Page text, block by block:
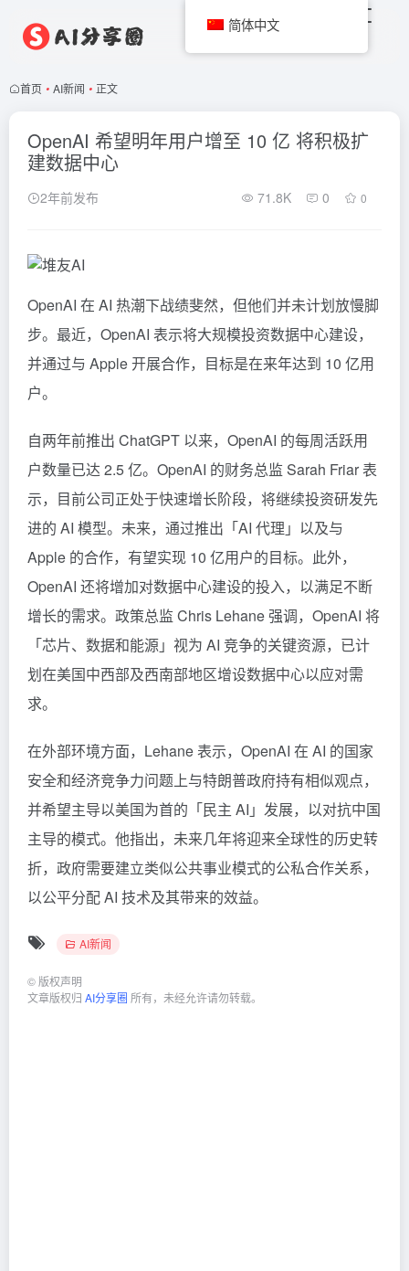
首页 • AI新闻 • 正文
OpenAI 希望明年用户增至 10 亿 将积极扩
建数据中心
2年前发布 71.8K 0 0
OpenAI 在 AI 热潮下战绩斐然，但他们并未计划放慢脚
步。最近，OpenAI 表示将大规模投资数据中心建设，
并通过与 Apple 开展合作，目标是在来年达到 10 亿用
户。
自两年前推出 ChatGPT 以来，OpenAI 的每周活跃用
户数量已达 2.5 亿。OpenAI 的财务总监 Sarah Friar 表
示，目前公司正处于快速增长阶段，将继续投资研发先
进的 AI 模型。未来，通过推出「AI 代理」以及与
Apple 的合作，有望实现 10 亿用户的目标。此外，
OpenAI 还将增加对数据中心建设的投入，以满足不断
增长的需求。政策总监 Chris Lehane 强调，OpenAI 将
「芯片、数据和能源」视为 AI 竞争的关键资源，已计
划在美国中西部及西南部地区增设数据中心以应对需
求。
在外部环境方面，Lehane 表示，OpenAI 在 AI 的国家
安全和经济竞争力问题上与特朗普政府持有相似观点，
并希望主导以美国为首的「民主 AI」发展，以对抗中国
主导的模式。他指出，未来几年将迎来全球性的历史转
折，政府需要建立类似公共事业模式的公私合作关系，
以公平分配 AI 技术及其带来的效益。
AI新闻
© 版权声明
文章版权归 AI分享圈 所有，未经允许请勿转载。
简体中文